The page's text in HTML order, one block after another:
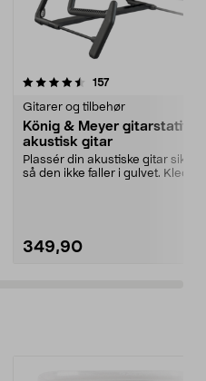
157anmeldelser
Gitarer og tilbehør
König & Meyer gitarstativ for
akustisk gitar
Plassér din akustiske gitar sikkert
så den ikke faller i gulvet. Kledd
349,90
4.5 av 5 stjerner